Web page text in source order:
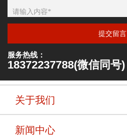
提交留言
服务热线：
18372237788(微信同号)
关于我们
新闻中心